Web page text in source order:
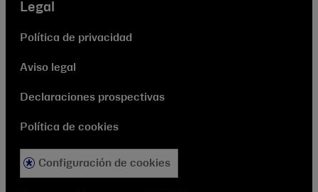
Legal
Política de privacidad
Aviso legal
Declaraciones prospectivas
Política de cookies
Configuración de cookies